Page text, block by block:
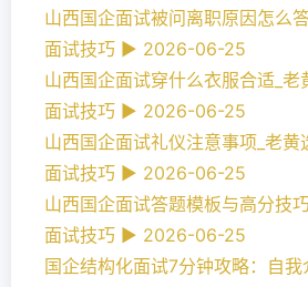
山西国企面试被问离职原因怎么
面试技巧 ► 2026-06-25
山西国企面试穿什么衣服合适_老
面试技巧 ► 2026-06-25
山西国企面试礼仪注意事项_老黄
面试技巧 ► 2026-06-25
山西国企面试答题模板与高分技
面试技巧 ► 2026-06-25
国企结构化面试7分钟攻略：自